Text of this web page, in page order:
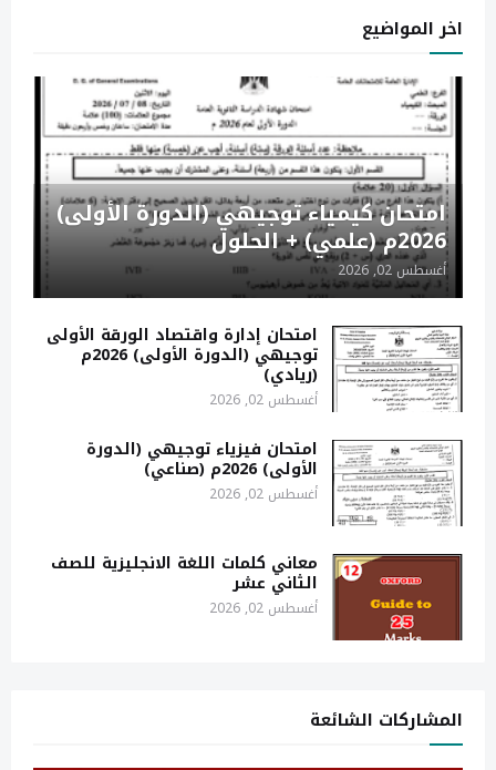
اخر المواضيع
امتحان كيمياء توجيهي (الدورة الأولى)
2026م (علمي) + الحلول
أغسطس 02, 2026
امتحان إدارة واقتصاد الورقة الأولى
توجيهي (الدورة الأولى) 2026م
(ريادي)
أغسطس 02, 2026
امتحان فيزياء توجيهي (الدورة
الأولى) 2026م (صناعي)
أغسطس 02, 2026
معاني كلمات اللغة الانجليزية للصف
الثاني عشر
أغسطس 02, 2026
المشاركات الشائعة